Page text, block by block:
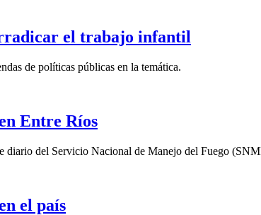
el trabajo infantil
de políticas públicas en la temática.
Entre Ríos
diario del Servicio Nacional de Manejo del Fuego
el país